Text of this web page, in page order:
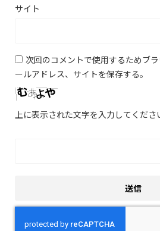
サイト
次回のコメントで使用するためブ
ールアドレス、サイトを保存する。
上に表示された文字を入力してくださ